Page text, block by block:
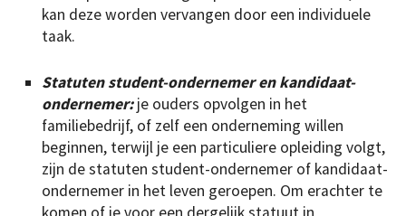
kan deze worden vervangen door een individuele
taak.
Statuten student-ondernemer en kandidaat-
ondernemer:je ouders opvolgen in het
familiebedrijf, of zelf een onderneming willen
beginnen, terwijl je een particuliere opleiding volgt,
zijn de statuten student-ondernemer of kandidaat-
ondernemer in het leven geroepen. Om erachter te